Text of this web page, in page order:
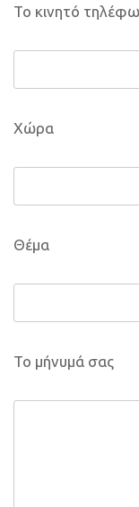
Το κινητό
Χώρα
Θέμα
Το μήνυμά σας